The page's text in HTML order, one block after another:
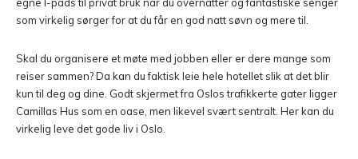
som virkelig sørger for at du får en god natt søvn og mere til.
Skal du organisere et møte med jobben eller er dere mange som
reiser sammen? Da kan du faktisk leie hele hotellet slik at det blir
kun til deg og dine. Godt skjermet fra Oslos trafikkerte gater ligger
Camillas Hus som en oase, men likevel svært sentralt. Her kan du
virkelig leve det gode liv i Oslo.